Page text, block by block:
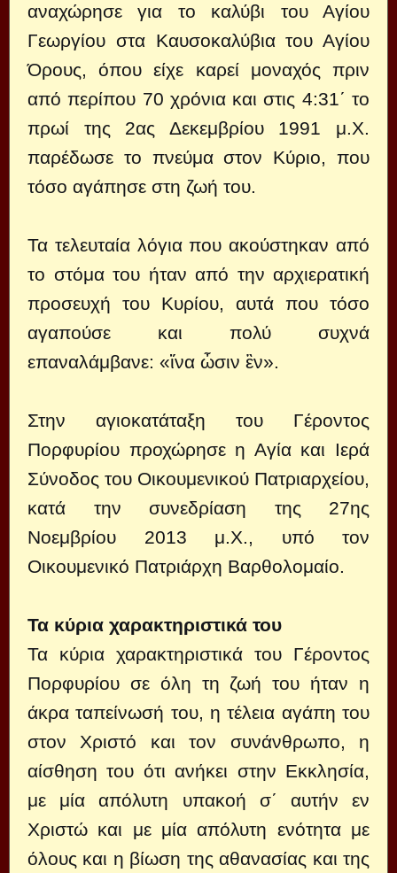
αναχώρησε για το καλύβι του Αγίου
Γεωργίου στα Καυσοκαλύβια του Αγίου
Όρους, όπου είχε καρεί μοναχός πριν
από περίπου 70 χρόνια και στις 4:31΄ το
πρωί της 2ας Δεκεμβρίου 1991 μ.Χ.
παρέδωσε το πνεύμα στον Κύριο, που
τόσο αγάπησε στη ζωή του.
Τα τελευταία λόγια που ακούστηκαν από
το στόμα του ήταν από την αρχιερατική
προσευχή του Κυρίου, αυτά που τόσο
αγαπούσε και πολύ συχνά
επαναλάμβανε: «ἵνα ὦσιν ἓν».
Στην αγιοκατάταξη του Γέροντος
Πορφυρίου προχώρησε η Αγία και Ιερά
Σύνοδος του Οικουμενικού Πατριαρχείου,
κατά την συνεδρίαση της 27ης
Νοεμβρίου 2013 μ.Χ., υπό τον
Οικουμενικό Πατριάρχη Βαρθολομαίο.
Τα κύρια χαρακτηριστικά του
Τα κύρια χαρακτηριστικά του Γέροντος
Πορφυρίου σε όλη τη ζωή του ήταν η
άκρα ταπείνωσή του, η τέλεια αγάπη του
στον Χριστό και τον συνάνθρωπο, η
αίσθηση του ότι ανήκει στην Εκκλησία,
με μία απόλυτη υπακοή σ΄ αυτήν εν
Χριστώ και με μία απόλυτη ενότητα με
όλους και η βίωση της αθανασίας και της